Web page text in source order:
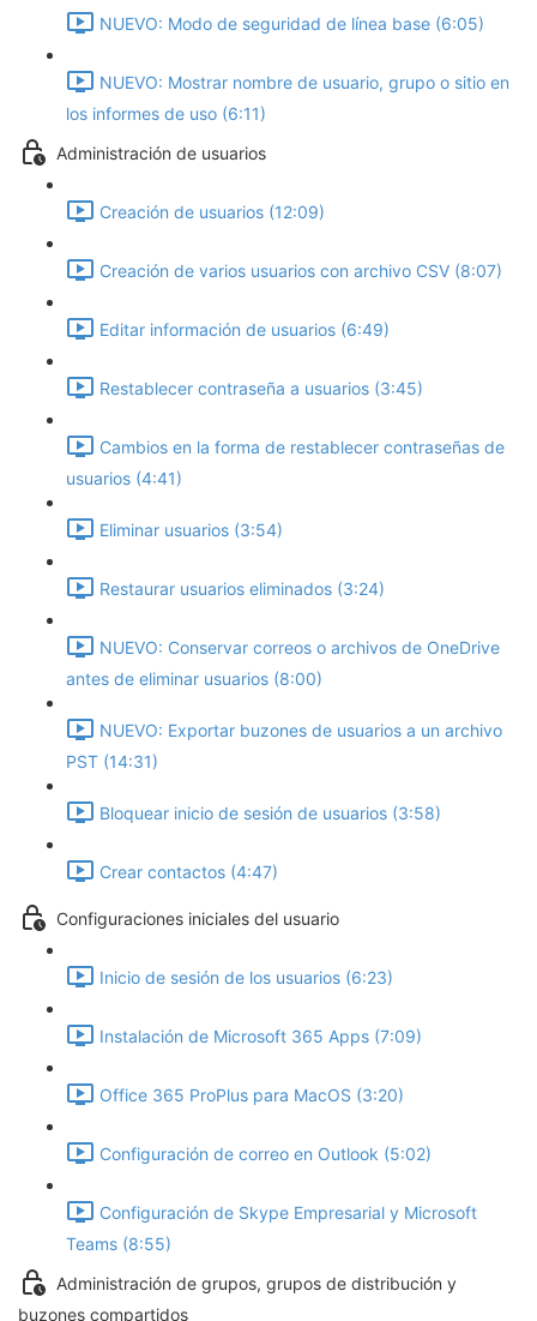
NUEVO: Modo de seguridad de línea base‎ (6:05)
NUEVO: Mostrar nombre de usuario, grupo o sitio en
los informes de uso (6:11)
Administración de usuarios
Creación de usuarios (12:09)
Creación de varios usuarios con archivo CSV (8:07)
Editar información de usuarios (6:49)
Restablecer contraseña a usuarios (3:45)
Cambios en la forma de restablecer contraseñas de
usuarios (4:41)
Eliminar usuarios (3:54)
Restaurar usuarios eliminados (3:24)
NUEVO: Conservar correos o archivos de OneDrive
antes de eliminar usuarios (8:00)
NUEVO: Exportar buzones de usuarios a un archivo
PST (14:31)
Bloquear inicio de sesión de usuarios (3:58)
Crear contactos (4:47)
Configuraciones iniciales del usuario
Inicio de sesión de los usuarios (6:23)
Instalación de Microsoft 365 Apps (7:09)
Office 365 ProPlus para MacOS (3:20)
Configuración de correo en Outlook (5:02)
Configuración de Skype Empresarial y Microsoft
Teams (8:55)
Administración de grupos, grupos de distribución y
buzones compartidos